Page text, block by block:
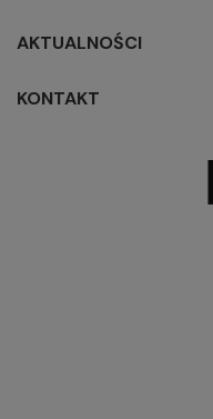
AKTUALNOŚCI
KONTAKT